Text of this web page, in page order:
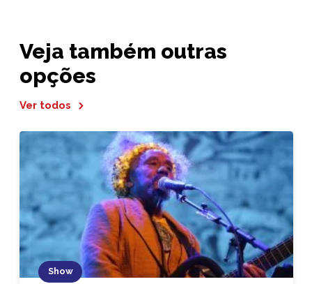
Veja também outras
opções
Ver todos
Show